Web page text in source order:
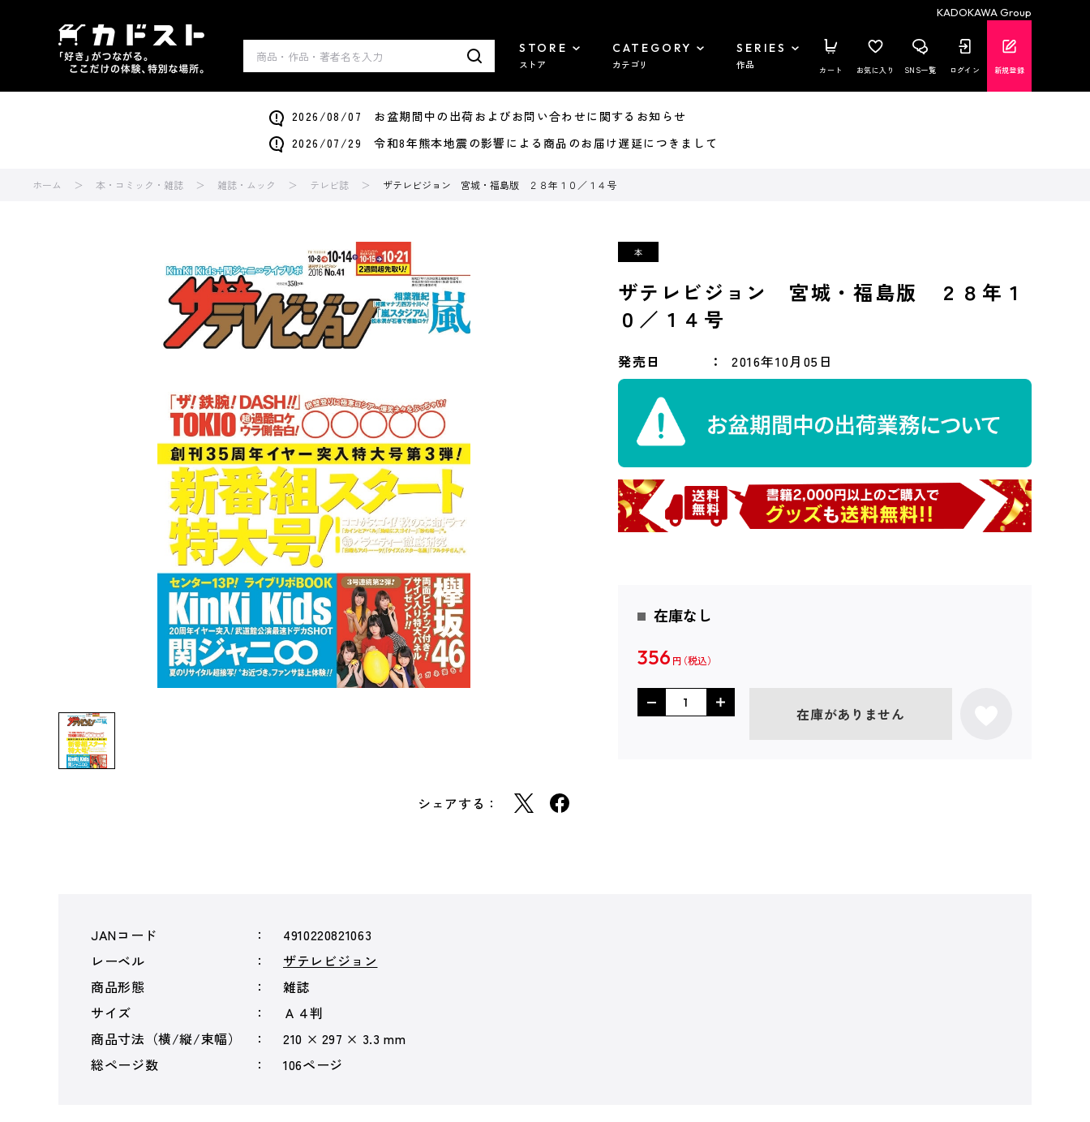
KADOKAWA Group
STORE
ストア
CATEGORY
カテゴリ
SERIES
作品 カート お気に入り SNS一覧 ログイン 新規登録
2026/08/07 お盆期間中の出荷およびお問い合わせに関するお知らせ
2026/07/29 令和8年熊本地震の影響による商品のお届け遅延につきまして
ホーム 本・コミック・雑誌 雑誌・ムック テレビ誌 ザテレビジョン 宮城・福島版 ２８年１０／１４号
シェアする：
ザテレビジョン 宮城・福島版 ２８年１
０／１４号
発売日 2016年10月05日
在庫なし
356 円
在庫がありません
JANコード
4910220821063
レーベル
ザテレビジョン
商品形態
雑誌
サイズ
Ａ４判
商品寸法（横/縦/束幅）
210 × 297 × 3.3 mm
総ページ数
106ページ